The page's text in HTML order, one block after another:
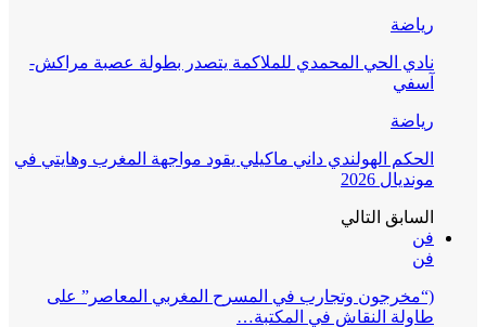
رياضة
نادي الحي المحمدي للملاكمة يتصدر بطولة عصبة مراكش-
آسفي
رياضة
الحكم الهولندي داني ماكيلي يقود مواجهة المغرب وهايتي في
مونديال 2026
السابق التالي
فن
فن
(“مخرجون وتجارب في المسرح المغربي المعاصر” على
طاولة النقاش في المكتبة…